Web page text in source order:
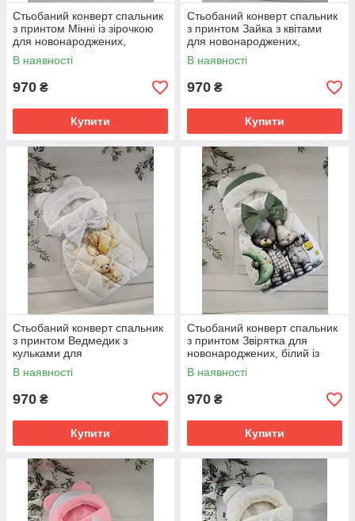
Стьобаний конверт спальник
з принтом Мінні із зірочкою
для новонароджених,
рожевий
В наявності
970 ₴
Купити
Стьобаний конверт спальник
з принтом Зайка з квітами
для новонароджених,
молочний
В наявності
970 ₴
Купити
Стьобаний конверт спальник
з принтом Ведмедик з
кульками для
новонароджених, білий
В наявності
970 ₴
Купити
Стьобаний конверт спальник
з принтом Звірятка для
новонароджених, білий із
зеленим
В наявності
970 ₴
Купити